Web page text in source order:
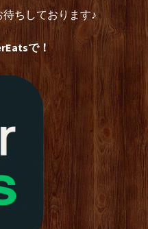
ちしております♪
で！